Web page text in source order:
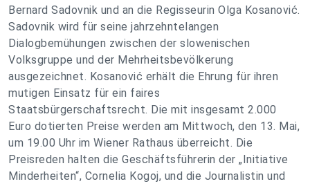
Bernard Sadovnik und an die Regisseurin Olga Kosanović.
Sadovnik wird für seine jahrzehntelangen
Dialogbemühungen zwischen der slowenischen
Volksgruppe und der Mehrheitsbevölkerung
ausgezeichnet. Kosanović erhält die Ehrung für ihren
mutigen Einsatz für ein faires
Staatsbürgerschaftsrecht. Die mit insgesamt 2.000
Euro dotierten Preise werden am Mittwoch, den 13. Mai,
um 19.00 Uhr im Wiener Rathaus überreicht. Die
Preisreden halten die Geschäftsführerin der „Initiative
Minderheiten“, Cornelia Kogoj, und die Journalistin und